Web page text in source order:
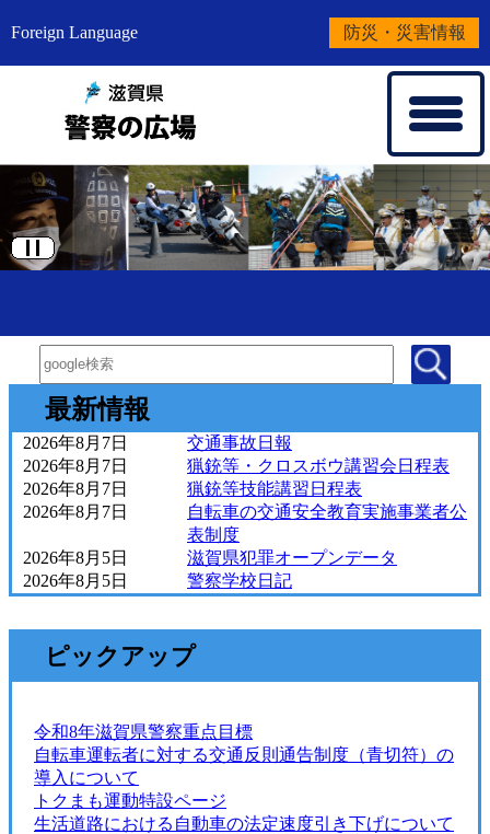
Foreign Language 防災・災害情報
賀
県
ト
ッ
ー
ジ
最新情報
2026年8月7日
交通事故日報
2026年8月7日
猟銃等・クロスボウ講習会日程表
2026年8月7日
猟銃等技能講習日程表
2026年8月7日
自転車の交通安全教育実施事業者公
表制度
2026年8月5日
滋賀県犯罪オープンデータ
2026年8月5日
警察学校日記
ピックアップ
令和8年滋賀県警察重点目標
自転車運転者に対する交通反則通告制度（青切符）の
導入について
トクまも運動特設ページ
生活道路における自動車の法定速度引き下げについて